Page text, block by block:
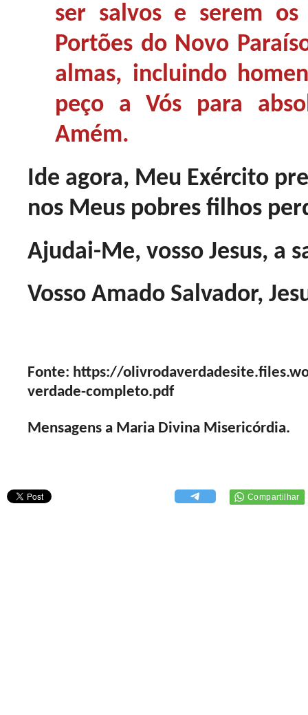
ser salvos e serem
Portões do Novo
almas, incluindo
peço a Vós para
Amém.
Ide agora, Meu Exército
nos Meus pobres filhos
Ajudai-Me, vosso Jesus, a
Vosso Amado Salvador,
Fonte: https://
verdade-completo.pdf
Mensagens a Maria Divina Misericórdia.